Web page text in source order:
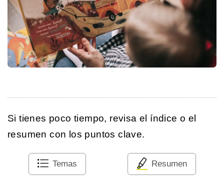
Si tienes poco tiempo, revisa el índice o el
resumen con los puntos clave.
Temas Resumen